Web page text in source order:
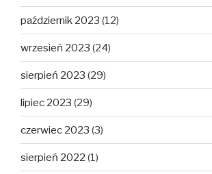
październik 2023 (12)
wrzesień 2023 (24)
sierpień 2023 (29)
lipiec 2023 (29)
czerwiec 2023 (3)
sierpień 2022 (1)